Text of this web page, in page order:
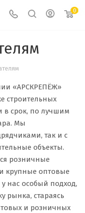
0
«АРСКРЕПЁЖ»
строительных
в срок, по лучшим
Мы
так и с
объекты.
розничные
крупные оптовые
нас особый подход,
рынка, стараясь
и розничных